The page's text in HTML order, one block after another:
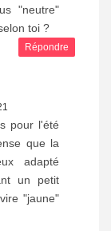
"neutre"
toi ?
Répondre
pour l'été
que la
adapté
un petit
"jaune"